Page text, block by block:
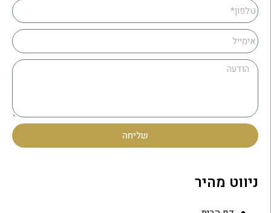
שליחה
ניווט מהיר